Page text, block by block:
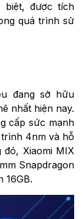
biệt, được tích
quá trình sử
đang sở hữu
nhất hiện nay.
cấp sức mạnh
4nm và hỗ
Xiaomi MIX
Snapdragon
16GB.